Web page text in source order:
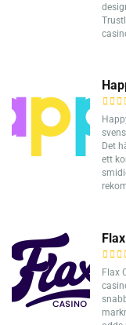
Det
ett
Flax